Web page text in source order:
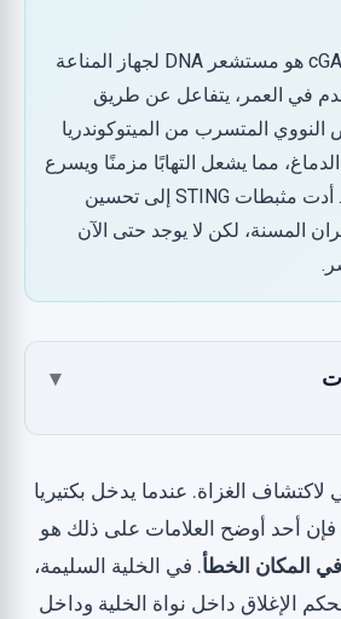
مسار cGAS-STING هو مستشعر DNA لجهاز المناعة
في العمر، يتفاعل عن طريق
المتسرب من الميتوكوندريا
الدماغ، مما يشعل التهابًا مزمنًا ويسرع
التنكس العصبي. أدت مثبطات STING إلى تحسين
المسنة، لكن لا يوجد حتى الآن
▾
عندما تسرب الميتوكوندريا
الدراسة 1: cGAS-STING يدفع شيخوخة الدماغ، Nature
لاكتشاف الغزاة. عندما يدخل بكتيريا
فإن أحد أوضح العلامات على ذلك هو
المكان الخطأ. في الخلية السليمة،
الإغلاق داخل نواة الخلية وداخل